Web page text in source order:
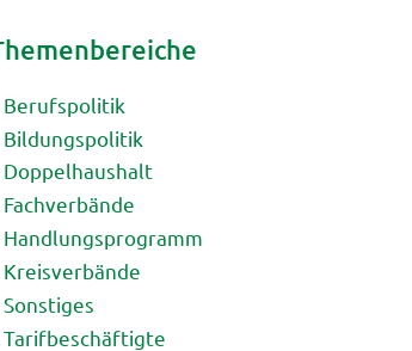
Berufspolitik
Bildungspolitik
Doppelhaushalt
Fachverbände
Handlungsprogramm
Kreisverbände
Sonstiges
Tarifbeschäftigte